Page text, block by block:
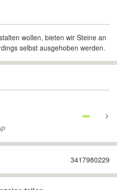
wollen, bieten wir Steine an
selbst ausgehoben werden.
3417980229